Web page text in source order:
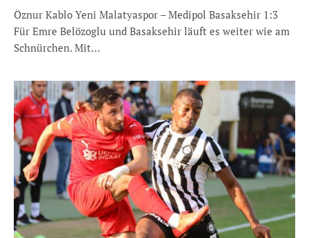
Öznur Kablo Yeni Malatyaspor – Medipol Basaksehir 1:3
Für Emre Belözoglu und Basaksehir läuft es weiter wie am
Schnürchen. Mit…